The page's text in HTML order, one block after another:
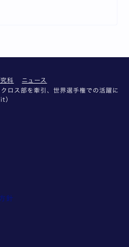
科
ニュース
ロス部を牽引、世界選手権での活躍に
）
針